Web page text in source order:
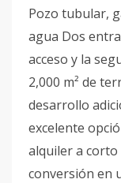
Pozo tubular,
agua Dos
acceso y la
2,000 m² de
desarrollo
excelente
alquiler a
conversión en